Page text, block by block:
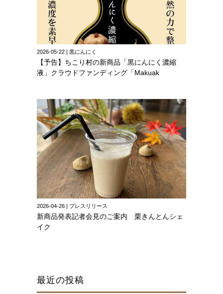
2026-05-22 | 黒にんにく
【予告】ちこり村の新商品「黒にんにく濃縮
液」クラウドファンディング「Makuak
2026-04-26 | プレスリリース
新商品発表記者会見のご案内 栗きんとんシェ
イク
最近の投稿